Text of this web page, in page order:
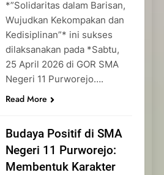
*”Solidaritas dalam Barisan,
Wujudkan Kekompakan dan
Kedisiplinan”* ini sukses
dilaksanakan pada *Sabtu,
25 April 2026 di GOR SMA
Negeri 11 Purworejo….
Read More
Budaya Positif di SMA
Negeri 11 Purworejo:
Membentuk Karakter